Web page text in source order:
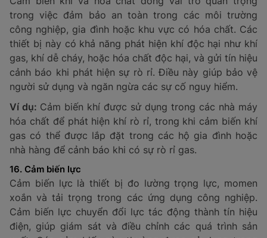
khớp nối, mối hàn, hoặc vết nứt trên đường ống, từ đó
ngăn ngừa các sự cố không mong muốn.
Thông số kỹ thuật cần lưu ý:
Loại cảm biến: Cảm biến khí gas, cảm biến
nước, cảm biến dầu, v.v.
Độ nhạy: Mức độ phát hiện rò rỉ ở mức độ nhỏ
nhất.
Tính năng báo động: Khi phát hiện rò rỉ, cảm
biến sẽ phát tín hiệu báo động.
Ví dụ:Cảm biến rò rỉ thường được sử dụng trong các
hệ thống đường ống dẫn dầu, khí đốt, hoặc trong các
nhà máy hóa chất để ngăn ngừa sự cố môi trường và